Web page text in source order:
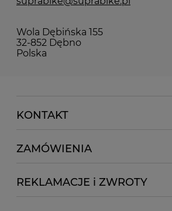
Wola Dębińska 155
32-852 Dębno
Polska
KONTAKT
ZAMÓWIENIA
REKLAMACJE i ZWROTY